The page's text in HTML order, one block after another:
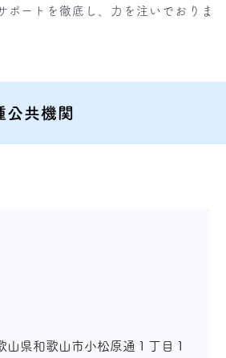
ポートを徹底し、力を注いでおりま
公共機関
県和歌山市小松原通１丁目１